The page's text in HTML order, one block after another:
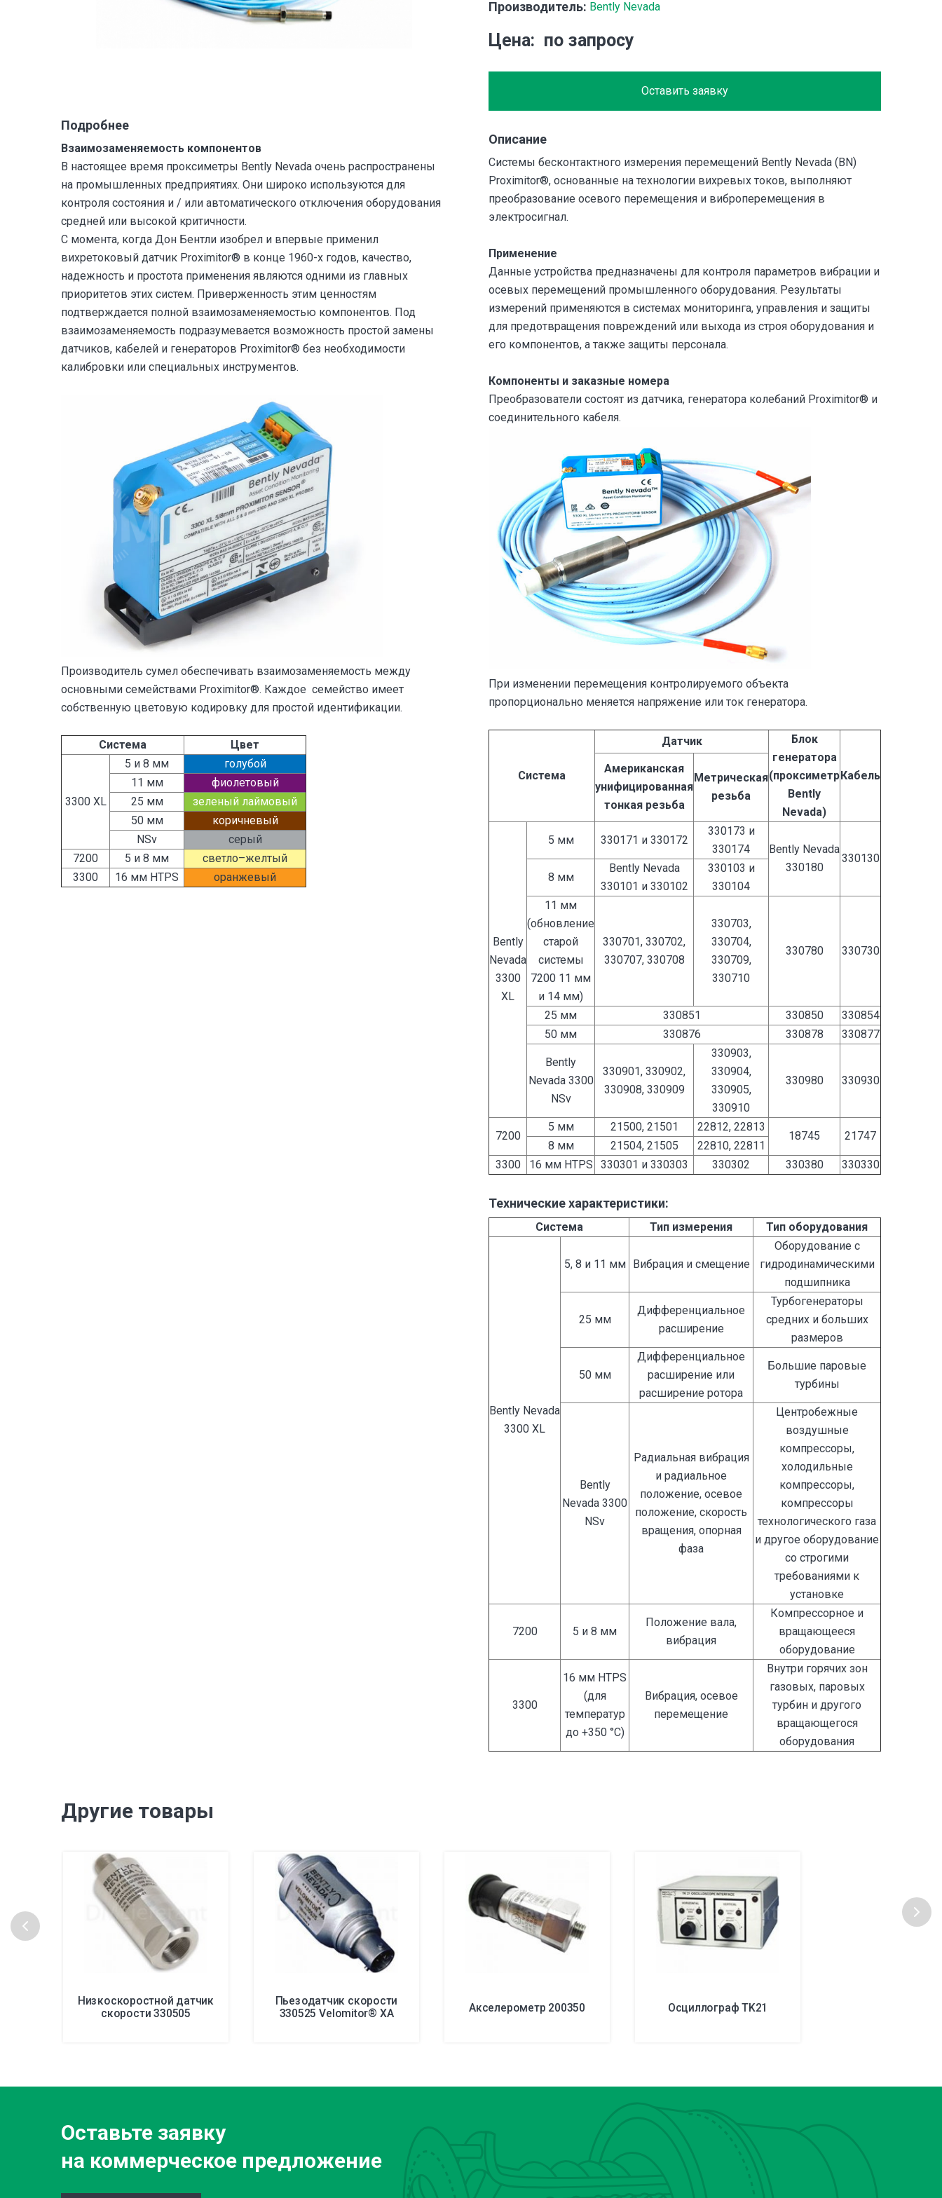
Подробнее
Взаимозаменяемость компонентов
В настоящее время проксиметры Bently Nevada очень распространены
на промышленных предприятиях. Они широко используются для
контроля состояния и / или автоматического отключения оборудования
средней или высокой критичности.
С момента, когда Дон Бентли изобрел и впервые применил
вихретоковый датчик Proximitor® в конце 1960-х годов, качество,
надежность и простота применения являются одними из главных
приоритетов этих систем. Приверженность этим ценностям
подтверждается полной взаимозаменяемостью компонентов. Под
взаимозаменяемость подразумевается возможность простой замены
датчиков, кабелей и генераторов Proximitor® без необходимости
калибровки или специальных инструментов.
Производитель сумел обеспечивать взаимозаменяемость между
основными семействами Proximitor®. Каждое семейство имеет
собственную цветовую кодировку для простой идентификации.
Система Цвет
3300 XL
5 и 8 мм
голубой
11 мм
фиолетовый
25 мм
зеленый лаймовый
50 мм
коричневый
NSv
серый
7200
5 и 8 мм
светло–желтый
3300
16 мм HTPS оранжевый
Производитель: Bently Nevada
Цена по запросу
Оставить заявку
Описание
Системы бесконтактного измерения перемещений Bently Nevada (BN)
Proximitor®, основанные на технологии вихревых токов, выполняют
преобразование осевого перемещения и виброперемещения в
электросигнал.
Применение
Данные устройства предназначены для контроля параметров вибрации и
осевых перемещений промышленного оборудования. Результаты
измерений применяются в системах мониторинга, управления и защиты
для предотвращения повреждений или выхода из строя оборудования и
его компонентов, а также защиты персонала.
Компоненты и заказные номера
Преобразователи состоят из датчика, генератора колебаний Proximitor® и
соединительного кабеля.
При изменении перемещения контролируемого объекта
пропорционально меняется напряжение или ток генератора.
Система
Датчик
Блок
генератора
(проксиметр
Bently
Nevada)
Кабель
Американская
унифицированная
тонкая резьба
Метрическая
резьба
Bently
Nevada
3300
XL
5 мм 330171 и 330172
330173 и
330174
Bently Nevada
330180
330130
8 мм
Bently Nevada
330101 и 330102
330103 и
330104
11 мм
(обновление
старой
системы
7200 11 мм
и 14 мм)
330701, 330702,
330707, 330708
330703,
330704,
330709,
330710
330780 330730
25 мм 330851 330850
330854
50 мм
330876 330878 330877
Bently
Nevada 3300
NSv
330901, 330902,
330908, 330909
330903,
330904,
330905,
330910
330980 330930
7200
5 мм 21500, 21501 22812, 22813
18745 21747
8 мм 21504, 21505
22810, 22811
3300
16 мм HTPS 330301 и 330303 330302 330380 330330
Технические характеристики:
Система Тип измерения Тип оборудования
Bently Nevada
3300 XL
5, 8 и 11 мм Вибрация и смещение
Оборудование с
гидродинамическими
подшипника
25 мм
Дифференциальное
расширение
Турбогенераторы
средних и больших
размеров
50 мм
Дифференциальное
расширение или
расширение ротора
Большие паровые
турбины
Bently
Nevada 3300
NSv
Радиальная вибрация
и радиальное
положение, осевое
положение, скорость
вращения, опорная
фаза
Центробежные
воздушные
компрессоры,
холодильные
компрессоры,
компрессоры
технологического газа
и другое оборудование
со строгими
требованиями к
установке
7200 5 и 8 мм
Положение вала,
вибрация
Компрессорное и
вращающееся
оборудование
3300
16 мм HTPS
(для
температур
до +350 °C)
Вибрация, осевое
перемещение
Внутри горячих зон
газовых, паровых
турбин и другого
вращающегося
оборудования
Другие товары
Низкоскоростной датчик
скорости 330505
Пьезодатчик скорости
330525 Velomitor® XA Акселерометр 200350 Осциллограф TK21
Оставьте заявку
на коммерческое предложение